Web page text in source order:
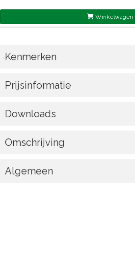
Winkelwagen
Kenmerken
Prijsinformatie
Downloads
Omschrijving
Algemeen